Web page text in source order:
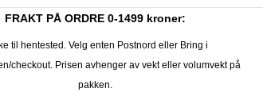
FRAKT PÅ ORDRE 0-1499 kroner:
til hentested. Velg enten Postnord eller Bring i
checkout. Prisen avhenger av vekt eller volumvekt på
pakken.